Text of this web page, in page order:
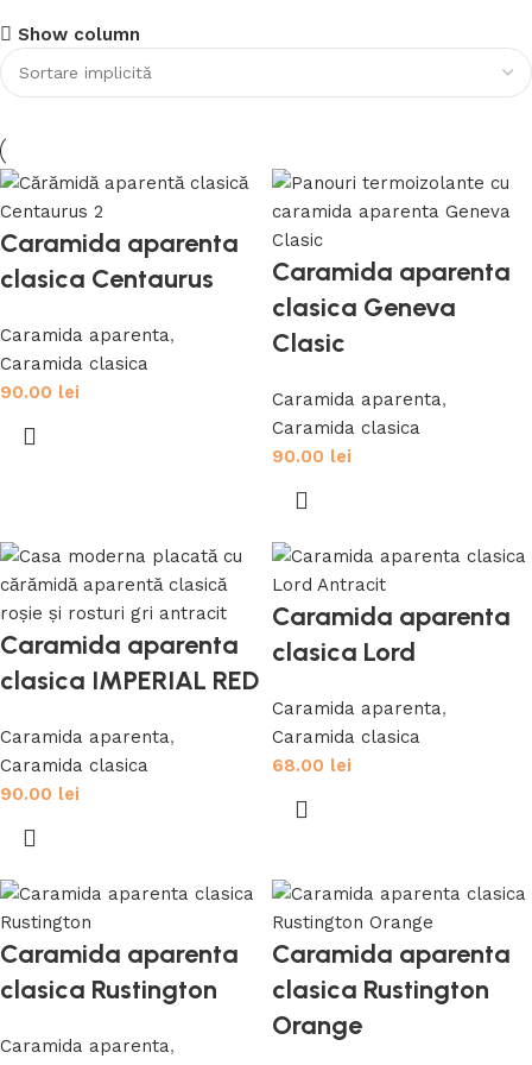
Discount 10%
Cumpara acum
Servicii
Show column
Caramida aparenta
clasica Centaurus
Caramida aparenta,
Caramida clasica
90.00 lei
Caramida aparenta
clasica Geneva
Clasic
Caramida aparenta,
Caramida clasica
90.00 lei
Caramida aparenta
clasica IMPERIAL RED
Caramida aparenta,
Caramida clasica
90.00 lei
Caramida aparenta
clasica Lord
Caramida aparenta,
Caramida clasica
68.00 lei
Caramida aparenta
clasica Rustington
Caramida aparenta,
Caramida aparenta
clasica Rustington
Orange